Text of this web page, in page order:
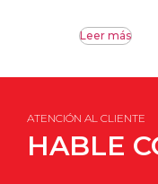
Leer más
ATENCIÓN AL CLIENTE
HABLE